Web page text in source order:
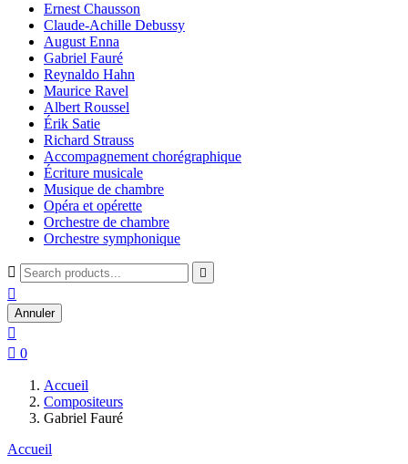
Ernest Chausson
Claude-Achille Debussy
August Enna
Gabriel Fauré
Reynaldo Hahn
Maurice Ravel
Albert Roussel
Érik Satie
Richard Strauss
Accompagnement chorégraphique
Écriture musicale
Musique de chambre
Opéra et opérette
Orchestre de chambre
Orchestre symphonique
 

Annuler

 0
Accueil
Compositeurs
Gabriel Fauré
Accueil